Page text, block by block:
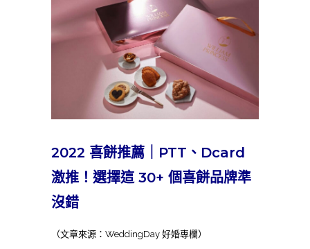
2022 喜餅推薦｜PTT、Dcard
激推！選擇這 30+ 個喜餅品牌準
沒錯
（文章來源：WeddingDay 好婚專欄）